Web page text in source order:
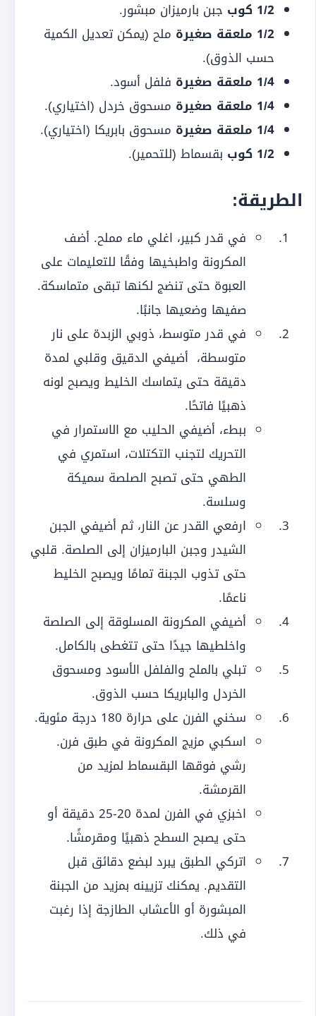
1/2 كوب
جبن بارميزان مبشور.
1/2 ملعقة صغيرة
ملح (يمكن تعديل الكمية
حسب الذوق).
1/4 ملعقة صغيرة
فلفل أسود.
1/4 ملعقة صغيرة
مسحوق خردل (اختياري).
1/4 ملعقة صغيرة
مسحوق بابريكا (اختياري).
1/2 كوب
بقسماط (للتحمير).
الطريقة:
في قدر كبير، اغلي ماء مملح. أضف
المكرونة واطبخيها وفقًا للتعليمات على
العبوة حتى تنضج لكنها تبقى متماسكة.
صفيها وضعيها جانبًا.
في قدر متوسط، ذوبي الزبدة على نار
متوسطة، أضيفي الدقيق وقلبي لمدة
دقيقة حتى يتماسك الخليط ويصبح لونه
ذهبيًا فاتحًا.
ببطء، أضيفي الحليب مع الاستمرار في
التحريك لتجنب التكتلات، استمري في
الطهي حتى تصبح الصلصة سميكة
وسلسة.
ارفعي القدر عن النار، ثم أضيفي الجبن
الشيدر وجبن البارميزان إلى الصلصة. قلبي
حتى تذوب الجبنة تمامًا ويصبح الخليط
ناعمًا.
أضيفي المكرونة المسلوقة إلى الصلصة
واخلطيها جيدًا حتى تتغطى بالكامل.
تبلي بالملح والفلفل الأسود ومسحوق
الخردل والبابريكا حسب الذوق.
سخني الفرن على حرارة 180 درجة مئوية.
اسكبي مزيج المكرونة في طبق فرن.
رشي فوقها البقسماط لمزيد من
القرمشة.
اخبزي في الفرن لمدة 20-25 دقيقة أو
حتى يصبح السطح ذهبيًا ومقرمشًا.
اتركي الطبق يبرد لبضع دقائق قبل
التقديم. يمكنك تزيينه بمزيد من الجبنة
المبشورة أو الأعشاب الطازجة إذا رغبت
في ذلك.